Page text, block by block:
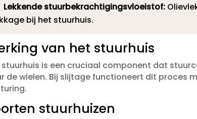
Lekkende stuurbekrachtigingsvloeistof:
bij het stuurhuis.​
van het stuurhuis
stuurhuis is een cruciaal component dat
de wielen.​ Bij slijtage functioneert dit proces
stuurhuizen